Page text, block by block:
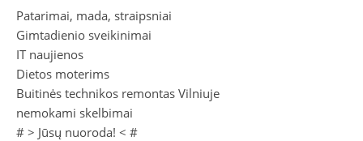
Patarimai, mada, straipsniai
Gimtadienio sveikinimai
IT naujienos
Dietos moterims
Buitinės technikos remontas Vilniuje
nemokami skelbimai
# > Jūsų nuoroda! < #